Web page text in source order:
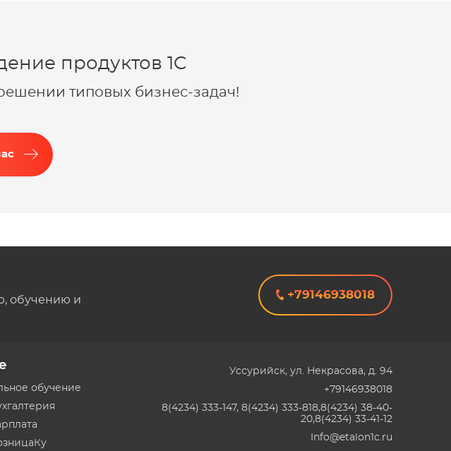
продуктов 1C
типовых бизнес-задач!
обучению и
+79146938018
обучение
Уссурийск, ул. Некрасова, д. 94
+79146938018
8(4234) 333-147, 8(4234) 333-818,8(4234) 38-40-
20,8(4234) 33-41-12
Info@etalon1c.ru